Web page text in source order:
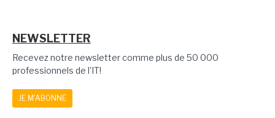
NEWSLETTER
Recevez notre newsletter comme plus de 50 000
professionnels de l'IT!
JE M'ABONNE